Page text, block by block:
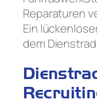
Reparaturen
Ein
dem